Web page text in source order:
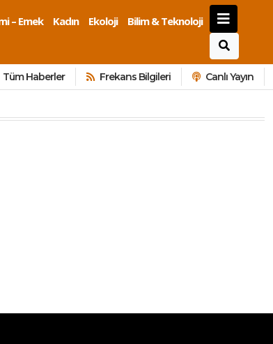
– Emek Kadın Ekoloji
Bilim & Teknoloji
Tüm Haberler Frekans Bilgileri Canlı Yayın